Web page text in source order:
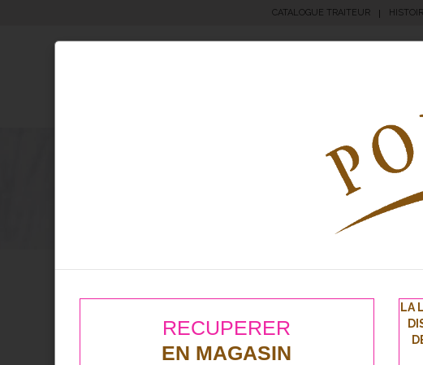
CATALOGUE TRAITEUR |
RECUPERER
EN MAGASIN
LA